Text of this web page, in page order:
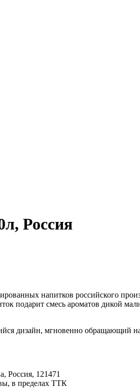
Россия
напитков российского
подарит смесь ароматов дикой
дизайн, мгновенно обращающий
Россия, 121471
в пределах ТТК